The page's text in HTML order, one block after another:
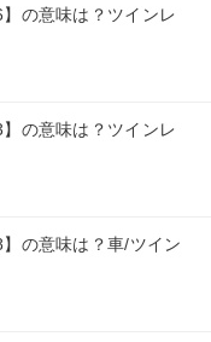
の意味は？ツインレ
の意味は？ツインレ
の意味は？車/ツイン